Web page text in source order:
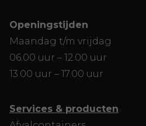
Openingstijden
Maandag t/m vrijdag
06.00 uur – 12.00 uur
13.00 uur – 17.00 uur
Services & producten